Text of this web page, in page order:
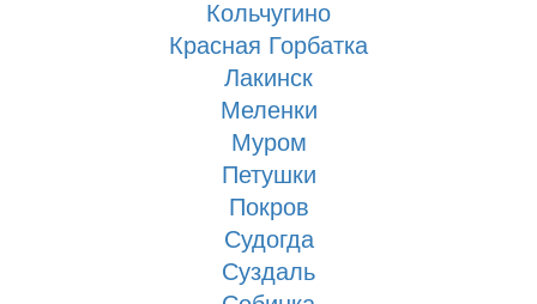
Кольчугино
Красная Горбатка
Лакинск
Меленки
Муром
Петушки
Покров
Судогда
Суздаль